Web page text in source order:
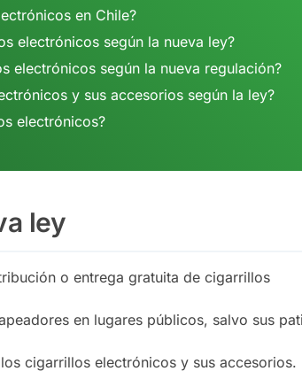
en Chile?
electrónicos según la nueva ley?
electrónicos según la nueva regulación?
y sus accesorios según la ley?
electrónicos?
ley
o entrega gratuita de cigarrillos
en lugares públicos, salvo sus
cigarrillos electrónicos y sus accesorios.